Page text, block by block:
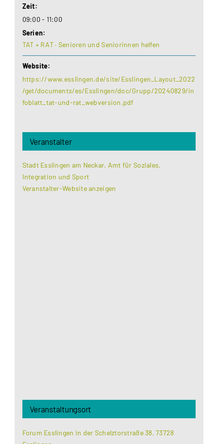
Zeit:
09:00 - 11:00
Serien:
TAT + RAT · Senioren und Seniorinnen helfen
Website:
https://www.esslingen.de/site/Esslingen_Layout_2022
/get/documents/es/Esslingen/doc/Grupp/20240829/in
foblatt_tat-und-rat_webversion.pdf
Veranstalter
Stadt Esslingen am Neckar. Amt für Soziales,
Integration und Sport
Veranstalter-Website anzeigen
Veranstaltungsort
Forum Esslingen in der Schelztorstraße 38, 73728